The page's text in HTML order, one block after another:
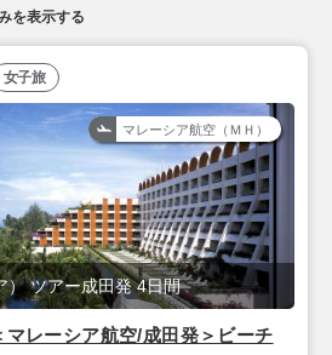
を表示する
マレーシア航空/成田発＞ビーチ
） ツアー成田発 4日間
マレーシア航空（ＭＨ）
女子旅